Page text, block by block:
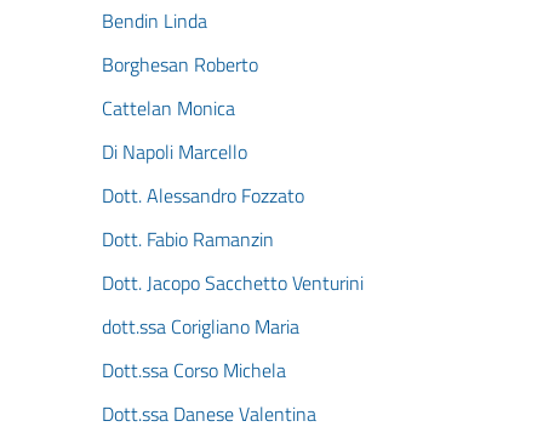
Bendin Linda
Borghesan Roberto
Cattelan Monica
Di Napoli Marcello
Dott. Alessandro Fozzato
Dott. Fabio Ramanzin
Dott. Jacopo Sacchetto Venturini
dott.ssa Corigliano Maria
Dott.ssa Corso Michela
Dott.ssa Danese Valentina